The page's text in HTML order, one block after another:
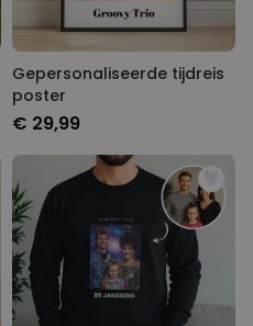
Gepersonaliseerde tijdreis
poster
€ 29,99